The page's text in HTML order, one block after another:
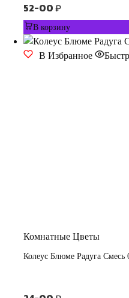
52-00₽
В корзину
В Избранное
Комнатные Цветы
Колеус Блюме Радуга Смесь